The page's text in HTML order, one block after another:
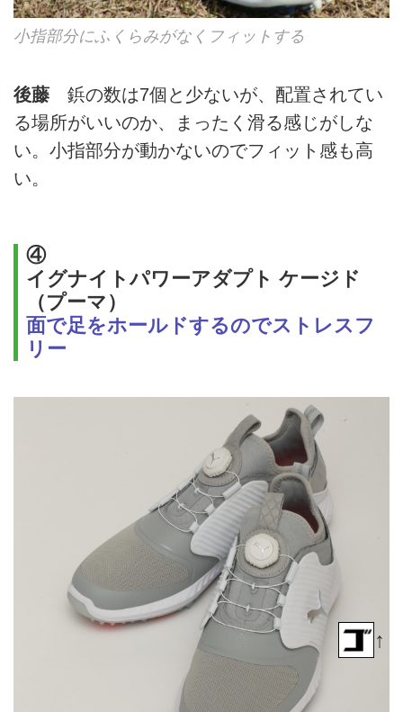
小指部分にふくらみがなくフィットする
後藤 鋲の数は7個と少ないが、配置されてい
る場所がいいのか、まったく滑る感じがしな
い。小指部分が動かないのでフィット感も高
い。
④
イグナイトパワーアダプト ケージド
（プーマ）
面で足をホールドするのでストレスフ
リー
↑